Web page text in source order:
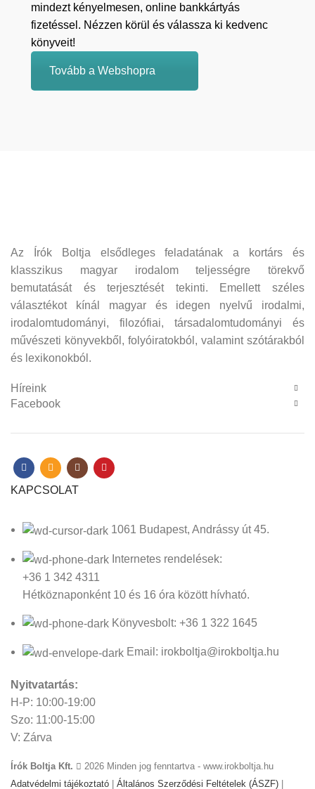
mindezt kényelmesen, online bankkártyás
fizetéssel. Nézzen körül és válassza ki kedvenc
könyveit!
Tovább a Webshopra
Az Írók Boltja elsődleges feladatának a kortárs és
klasszikus magyar irodalom teljességre törekvő
bemutatását és terjesztését tekinti. Emellett széles
választékot kínál magyar és idegen nyelvű irodalmi,
irodalomtudományi, filozófiai, társadalomtudományi és
művészeti könyvekből, folyóiratokból, valamint szótárakból
és lexikonokból.
Híreink
Facebook
KAPCSOLAT
1061 Budapest, Andrássy út 45.
Internetes rendelések:
+36 1 342 4311
Hétköznaponként 10 és 16 óra között hívható.
Könyvesbolt: +36 1 322 1645
Email: irokboltja@irokboltja.hu
Nyitvatartás:
H-P: 10:00-19:00
Szo: 11:00-15:00
V: Zárva
Írók Boltja Kft.
2026 Minden jog fenntartva - www.irokboltja.hu
Adatvédelmi tájékoztató | Általános Szerződési Feltételek (ÁSZF) |